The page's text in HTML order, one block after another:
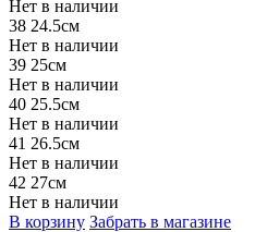
Нет в наличии
38 24.5см
Нет в наличии
39 25см
Нет в наличии
40 25.5см
Нет в наличии
41 26.5см
Нет в наличии
42 27см
Нет в наличии
В корзину Забрать в магазине